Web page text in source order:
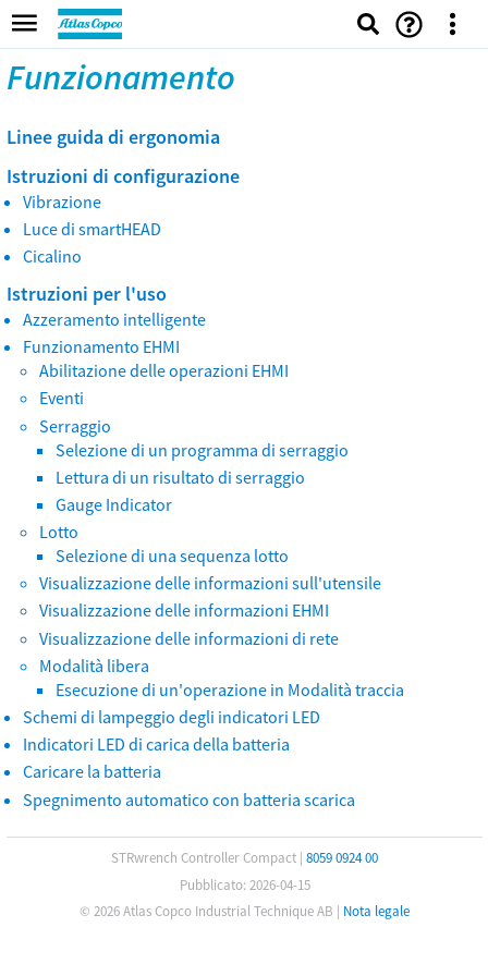
Funzionamento
Linee guida di ergonomia
Istruzioni di configurazione
Vibrazione
Luce di smartHEAD
Cicalino
Istruzioni per l'uso
Azzeramento intelligente
Funzionamento EHMI
Abilitazione delle operazioni EHMI
Eventi
Serraggio
Selezione di un programma di serraggio
Lettura di un risultato di serraggio
Gauge Indicator
Lotto
Selezione di una sequenza lotto
Visualizzazione delle informazioni sull'utensile
Visualizzazione delle informazioni EHMI
Visualizzazione delle informazioni di rete
Modalità libera
Esecuzione di un'operazione in Modalità traccia
Schemi di lampeggio degli indicatori LED
Indicatori LED di carica della batteria
Caricare la batteria
Spegnimento automatico con batteria scarica
STRwrench Controller Compact | 8059 0924 00
Pubblicato: 2026-04-15
© 2026 Atlas Copco Industrial Technique AB | Nota legale